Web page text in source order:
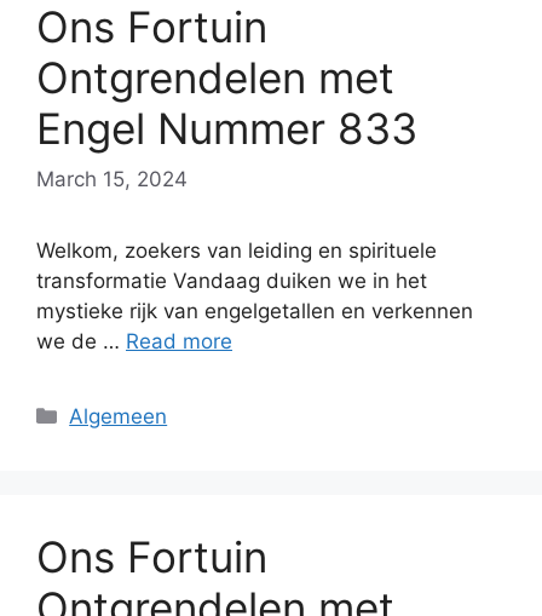
Ons Fortuin
Ontgrendelen met
Engel Nummer 833
March 15, 2024
Welkom, zoekers van leiding en spirituele
transformatie Vandaag duiken we in het
mystieke rijk van engelgetallen en verkennen
we de … Read more
Categories
Algemeen
Ons Fortuin